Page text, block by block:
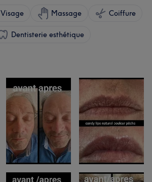
Visage Massage Coiffure
Dentisterie esthétique